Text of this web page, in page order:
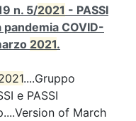
n. 5/2021 - PASSI
pandemia COVID-
2021.
....Gruppo
e PASSI
of March